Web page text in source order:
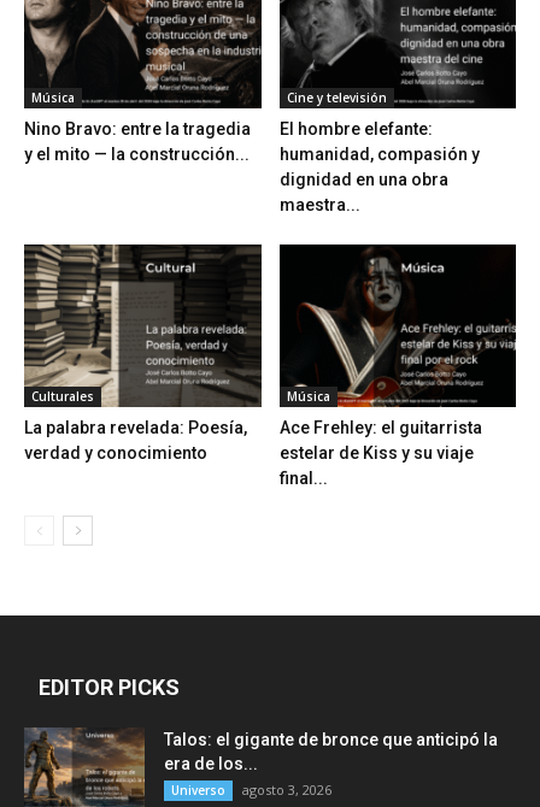
Música
Nino Bravo: entre la tragedia
y el mito — la construcción...
Cine y televisión
El hombre elefante:
humanidad, compasión y
dignidad en una obra
maestra...
Culturales
La palabra revelada: Poesía,
verdad y conocimiento
Música
Ace Frehley: el guitarrista
estelar de Kiss y su viaje
final...
EDITOR PICKS
Talos: el gigante de bronce que anticipó la
era de los...
Universo agosto 3, 2026